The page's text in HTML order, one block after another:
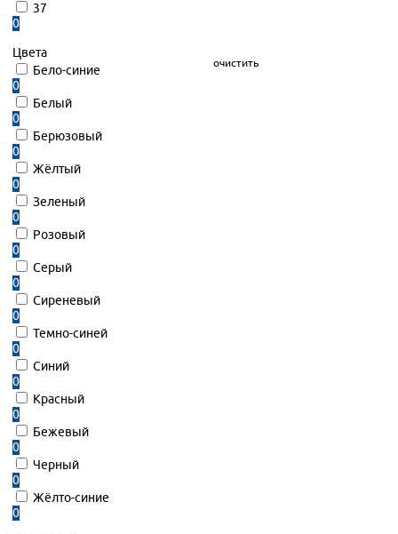
37
0
очистить
Цвета
Бело-синие
0
Белый
0
Берюзовый
0
Жёлтый
0
Зеленый
0
Розовый
0
Серый
0
Сиреневый
0
Темно-синей
0
Синий
0
Красный
0
Бежевый
0
Черный
0
Жёлто-синие
0